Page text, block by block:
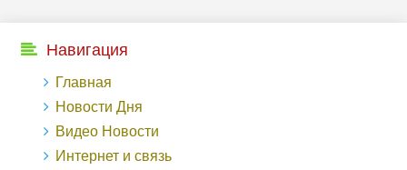
Навигация
Главная
Новости Дня
Видео Новости
Интернет и связь